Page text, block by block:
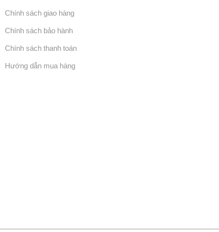
Chính sách giao hàng
Chính sách bảo hành
Chính sách thanh toán
Hướng dẫn mua hàng